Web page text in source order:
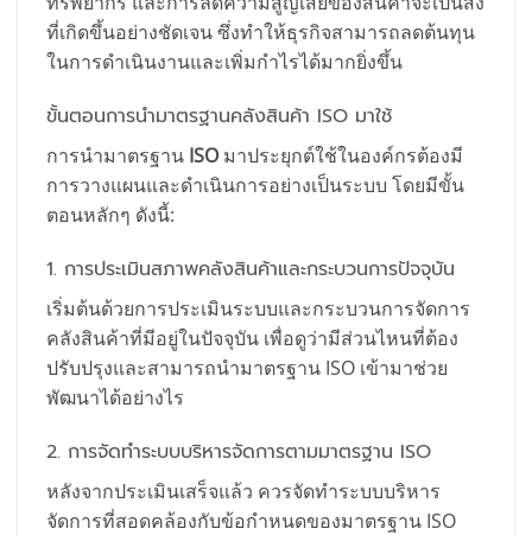
ที่เกิดขึ้นอย่างชัดเจน ซึ่งทำให้ธุรกิจสามารถลดต้นทุน
ในการดำเนินงานและเพิ่มกำไรได้มากยิ่งขึ้น
ขั้นตอนการนำมาตรฐานคลังสินค้า ISO มาใช้
การนำมาตรฐาน ISO มาประยุกต์ใช้ในองค์กรต้องมี
การวางแผนและดำเนินการอย่างเป็นระบบ โดยมีขั้น
ตอนหลักๆ ดังนี้:
1. การประเมินสภาพคลังสินค้าและกระบวนการปัจจุบัน
เริ่มต้นด้วยการประเมินระบบและกระบวนการจัดการ
คลังสินค้าที่มีอยู่ในปัจจุบัน เพื่อดูว่ามีส่วนไหนที่ต้อง
ปรับปรุงและสามารถนำมาตรฐาน ISO เข้ามาช่วย
พัฒนาได้อย่างไร
2. การจัดทำระบบบริหารจัดการตามมาตรฐาน ISO
หลังจากประเมินเสร็จแล้ว ควรจัดทำระบบบริหาร
จัดการที่สอดคล้องกับข้อกำหนดของมาตรฐาน ISO